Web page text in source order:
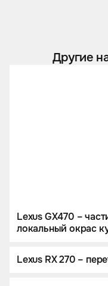
Другие
Lexus GX470 –
локальный окрас
Lexus RX 270 –